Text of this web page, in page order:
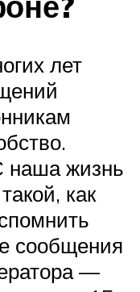
лет
наша жизнь
как
сообщения
—